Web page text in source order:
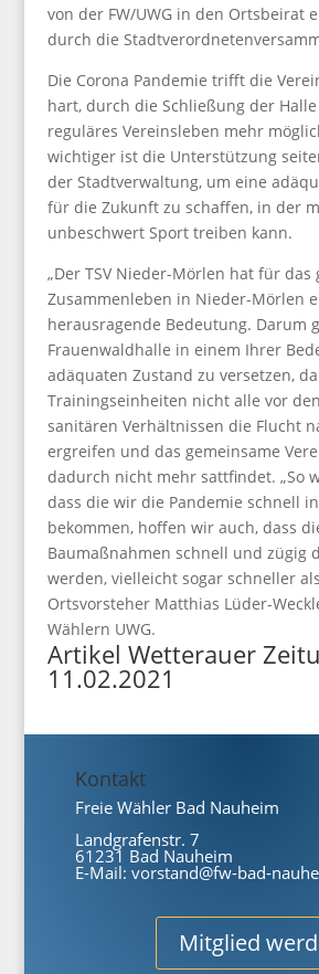
von der FW/UWG in den Ortsbeirat
durch die
Die Corona Pandemie trifft die
hart, durch die Schließung der
reguläres Vereinsleben mehr
wichtiger ist die Unterstützung
der Stadtverwaltung, um eine
für die Zukunft zu schaffen, in der
unbeschwert Sport treiben kann.
„Der TSV Nieder-Mörlen hat für das
Zusammenleben in Nieder-Mörlen
herausragende Bedeutung. Darum
Frauenwaldhalle in einem Ihrer
adäquaten Zustand zu versetzen,
Trainingseinheiten nicht alle vor
sanitären Verhältnissen die Flucht
ergreifen und das gemeinsame
dadurch nicht mehr sattfindet. „So
dass die wir die Pandemie schnell
bekommen, hoffen wir auch, dass
Baumaßnahmen schnell und zügig
werden, vielleicht sogar schneller
Ortsvorsteher Matthias Lüder-
Wählern UWG.
Artikel Wetterauer
11.02.2021
Kontakt
Freie Wähler Bad Nauheim
Landgrafenstr. 7
61231 Bad Nauheim
E-Mail: vorstand@fw-bad-
Mitglied